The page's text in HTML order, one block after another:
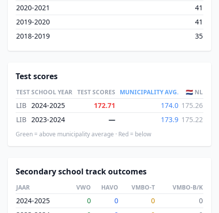
2020-2021
41
2019-2020
41
2018-2019
35
Test scores
TESTSCHOOL YEAR TEST SCORES MUNICIPALITY AVG. 🇳🇱 NL
LIB 2024-2025 172.71 174.0 175.26
LIB 2023-2024 — 173.9 175.22
Green = above municipality average · Red = below
Secondary school track outcomes
JAAR VWO HAVO VMBO-T VMBO-B/K
2024-2025 0 0 0
0